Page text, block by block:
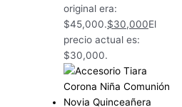
original era:
$45,000.$30,000El
precio actual es:
$30,000.